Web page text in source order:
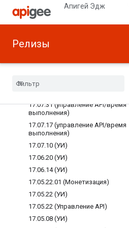
Апигей Эдж
Релизы
17.09.11 (Управление API)
17.09.06 (УИ)
17.08.14 (управление API/время
17.07.31 (управление API/время
выполнения)
17.07.17 (управление API/время
выполнения)
17.07.10 (УИ)
17.06.20 (УИ)
17.06.14 (УИ)
17.05.22.01 (Монетизация)
17.05.22 (УИ)
17.05.22 (Управление API)
17.05.08 (УИ)